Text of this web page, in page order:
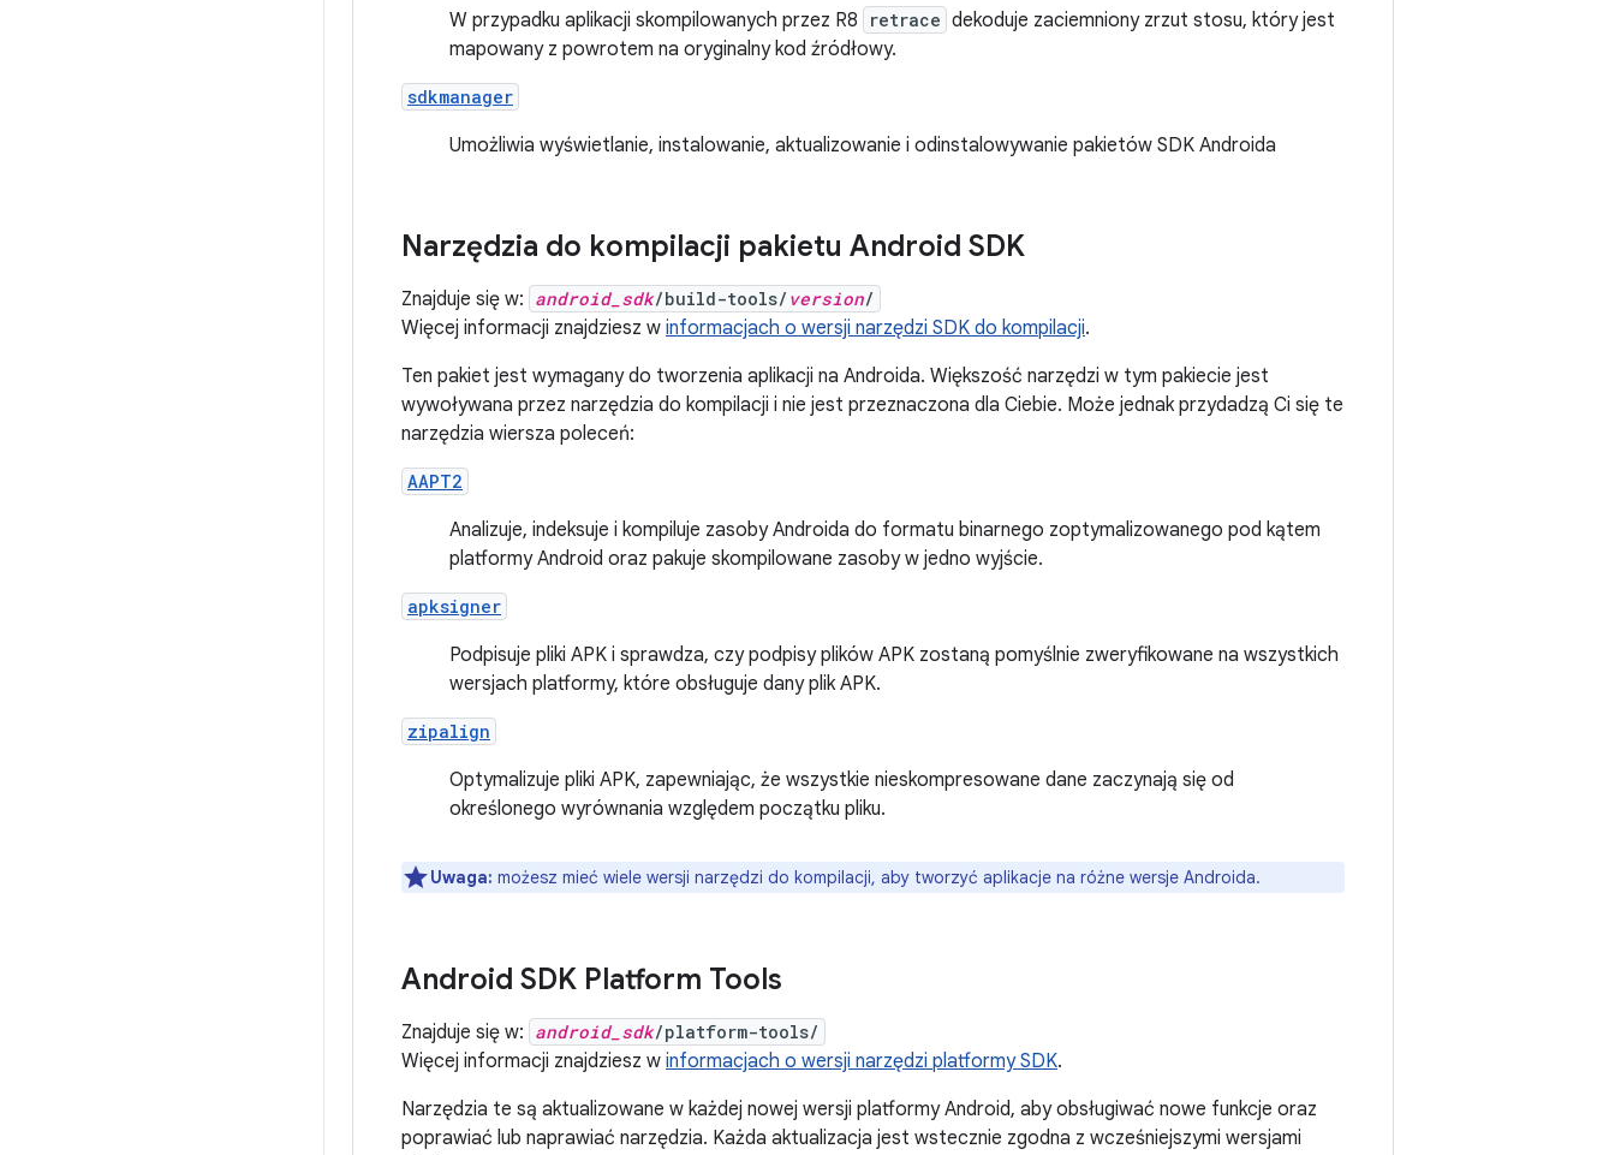
W przypadku aplikacji skompilowanych przez R8 retrace dekoduje zaciemniony zrzut stosu, który jest
mapowany z powrotem na oryginalny kod źródłowy.
sdkmanager
Umożliwia wyświetlanie, instalowanie, aktualizowanie i odinstalowywanie pakietów SDK Androida
Narzędzia do kompilacji pakietu Android SDK
Znajduje się w: android_sdk/build-tools/ version/
Więcej informacji znajdziesz w informacjach o wersji narzędzi SDK do kompilacji.
Ten pakiet jest wymagany do tworzenia aplikacji na Androida. Większość narzędzi w tym pakiecie jest
wywoływana przez narzędzia do kompilacji i nie jest przeznaczona dla Ciebie. Może jednak przydadzą Ci się te
narzędzia wiersza poleceń:
AAPT2
Analizuje, indeksuje i kompiluje zasoby Androida do formatu binarnego zoptymalizowanego pod kątem
platformy Android oraz pakuje skompilowane zasoby w jedno wyjście.
apksigner
Podpisuje pliki APK i sprawdza, czy podpisy plików APK zostaną pomyślnie zweryfikowane na wszystkich
wersjach platformy, które obsługuje dany plik APK.
zipalign
Optymalizuje pliki APK, zapewniając, że wszystkie nieskompresowane dane zaczynają się od
określonego wyrównania względem początku pliku.
Uwaga: możesz mieć wiele wersji narzędzi do kompilacji, aby tworzyć aplikacje na różne wersje Androida.
Android SDK Platform Tools
Znajduje się w: android_sdk/platform-tools/
Więcej informacji znajdziesz w informacjach o wersji narzędzi platformy SDK.
Narzędzia te są aktualizowane w każdej nowej wersji platformy Android, aby obsługiwać nowe funkcje oraz
poprawiać lub naprawiać narzędzia. Każda aktualizacja jest wstecznie zgodna z wcześniejszymi wersjami